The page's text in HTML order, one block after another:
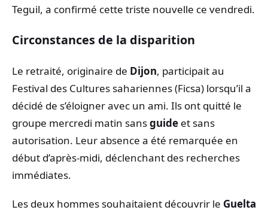
Teguil, a confirmé cette triste nouvelle ce vendredi.
Circonstances de la disparition
Le retraité, originaire de Dijon, participait au
Festival des Cultures sahariennes (Ficsa) lorsqu’il a
décidé de s’éloigner avec un ami. Ils ont quitté le
groupe mercredi matin sansguide et sans
autorisation. Leur absence a été remarquée en
début d’après-midi, déclenchant des recherches
immédiates.
Les deux hommes souhaitaient découvrir le Guelta